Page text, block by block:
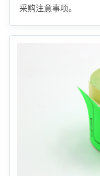
采购注意事项。